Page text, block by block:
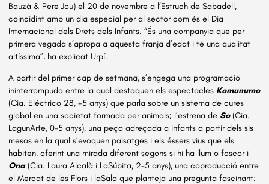
Bauzà & Pere Jou) el 20 de novembre a l’Estruch de Sabadell,
coincidint amb un dia especial per al sector com és el Dia
Internacional dels Drets dels Infants. “És una companyia que per
primera vegada s’apropa a aquesta franja d’edat i té una qualitat
altíssima”, ha explicat Urpí.
A partir del primer cap de setmana, s’engega una programació
ininterrompuda entre la qual destaquen els espectacles Komunumo
(Cia. Eléctrico 28, +5 anys) que parla sobre un sistema de cures
global en una societat formada per animals; l’estrena de So(Cia.
LagunArte, 0-5 anys), una peça adreçada a infants a partir dels sis
mesos en la qual s’evoquen paisatges i els éssers vius que els
habiten, oferint una mirada diferent segons si hi ha llum o foscor i
Ona(Cia. Laura Alcalà i LaSúbita, 2-5 anys), una coproducció entre
el Mercat de les Flors i laSala que planteja una pregunta fascinant: